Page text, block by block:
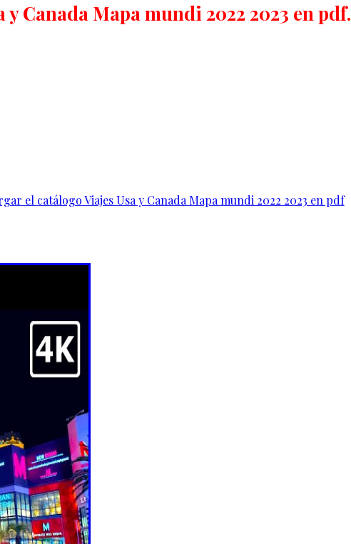
Canada Mapa mundi 2022 2023 en pdf.
el catálogo Viajes Usa y Canada Mapa mundi 2022 2023 en pdf